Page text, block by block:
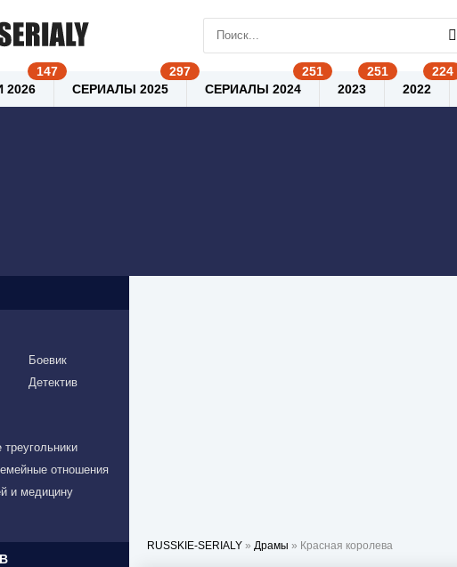
RUSSKIE-SERIALY » Драмы » Красная королева
Боевик
Детектив
отношения
и медицину
2026 СЕРИАЛЫ 2025 СЕРИАЛЫ 2024 2023 2022